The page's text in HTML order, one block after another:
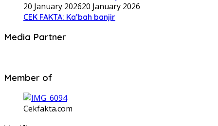
20 January 202620 January 2026
CEK FAKTA: Ka’bah banjir
Media Partner
Member of
Cekfakta.com